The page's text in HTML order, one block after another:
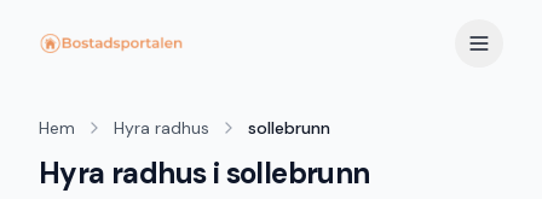
Hem Hyra radhus sollebrunn
Hyra radhus i sollebrunn